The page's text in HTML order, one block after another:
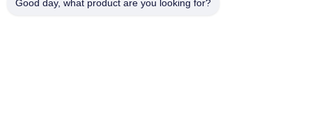
Good day, what product are you looking for?